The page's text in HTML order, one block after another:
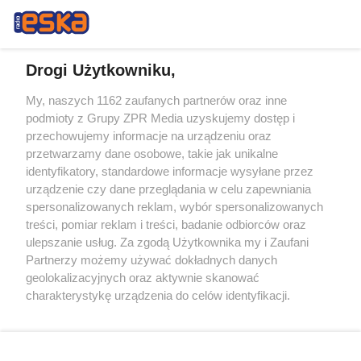
Żaden utwór zamieszczony w serwisie nie może być powielany i
rozpowszechniany lub dalej rozpowszechniany w jakikolwiek sposób (w
tym także elektroniczny lub mechaniczny) na jakimkolwiek polu
eksploatacji w jakiejkolwiek formie, włącznie z umieszczaniem w
Internecie bez pisemnej zgody właściciela praw. Jakiekolwiek użycie lub
wykorzystanie utworów w całości lub w części z naruszeniem prawa,
tzn. bez właściwej zgody, jest zabronione pod groźbą kary i może być
ścigane prawnie.
Drogi Użytkowniku,
My, naszych 1162 zaufanych partnerów oraz inne
podmioty z Grupy ZPR Media uzyskujemy dostęp i
przechowujemy informacje na urządzeniu oraz
przetwarzamy dane osobowe, takie jak unikalne
identyfikatory, standardowe informacje wysyłane przez
urządzenie czy dane przeglądania w celu zapewniania
spersonalizowanych reklam, wybór spersonalizowanych
treści, pomiar reklam i treści, badanie odbiorców oraz
ulepszanie usług. Za zgodą Użytkownika my i Zaufani
Partnerzy możemy używać dokładnych danych
geolokalizacyjnych oraz aktywnie skanować
charakterystykę urządzenia do celów identyfikacji.